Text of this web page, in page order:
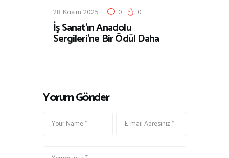
28 Kasım 2025 0 0
İş Sanat’ın Anadolu
Sergileri’ne Bir Ödül Daha
Yorum Gönder